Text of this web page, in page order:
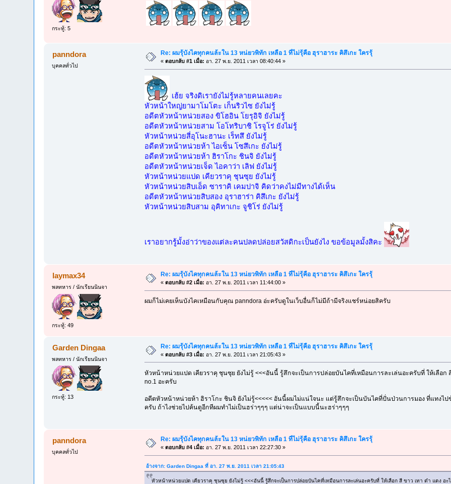
กระทู้: 5
panndora
บุคคลทั่วไป
Re: ผมรุ้บังไคทุกคนล้ะใน 13 หน่ยวพิทัก เหลือ 1 ที่ไม่รุ้คือ ฮุราฮาระ คิสึเกะ ใครรุ้
«ตอบกลับ #1 เมื่อ: อา. 27 พ.ย. 2011 เวลา 08:40:44 »
เฮ้ย จริงดิเรายังไม่รู้หลายคนเลยคะ
หัวหน้าใหญ่ยามาโมโตะ เก็นริวไซ ยังไม่รู้
อดีตหัวหน้าหน่วยสอง ขิโฮอิน โยรุอิจิ ยังไม่รู้
อดีตหัวหน้าหน่วยสาม โอโทริบาชิ โรจูโร่ ยังไม่รู้
หัวหน้าหน่วยสี่อุโนะฮานะ เร็ทสึ ยังไม่รู้
อดีตหัวหน้าหน่วยห้า ไอเซ็น โซสึเกะ ยังไม่รู้
อดีตหัวหน้าหน่วยห้า ฮิราโกะ ชินจิ ยังไม่รู้
อดีตหัวหน้าหน่วยเจ็ด ไอคาว่า เลิฟ ยังไม่รู้
หัวหน้าหน่วยแปด เคียวราคุ ชุนซุย ยังไม่รู้
หัวหน้าหน่วยสิบเอ็ด ซาราคิ เคมปาจิ คิดว่าคงไม่มีทางได้เห็น
อดีตหัวหน้าหน่วยสิบสอง อุราฮาร่า คิสึเกะ ยังไม่รู้
หัวหน้าหน่วยสิบสาม อุคิทาเกะ จูชิโร่ ยังไม่รู้
เราอยากรู้มั้งอ่าว่าของแต่ละคนปลดปล่อยสวัสดิกะเป็นยังไง ขอข้อมูลมั้งสิคะ
laymax34
พลทหาร / นักเรียนนินจา
กระทู้: 49
Re: ผมรุ้บังไคทุกคนล้ะใน 13 หน่ยวพิทัก เหลือ 1 ที่ไม่รุ้คือ ฮุราฮาระ คิสึเกะ ใครรุ้
«ตอบกลับ #2 เมื่อ: อา. 27 พ.ย. 2011 เวลา 11:44:00 »
ผมก็ไม่เคยเห็นบังไคเหมือนกับคุณ panndora อ่ะครับดูในเว็บอื่นก็ไม่มีถ้ามีจริงแชร์หน่อยสิครับ
Garden Dingaa
พลทหาร / นักเรียนนินจา
กระทู้: 13
Re: ผมรุ้บังไคทุกคนล้ะใน 13 หน่ยวพิทัก เหลือ 1 ที่ไม่รุ้คือ ฮุราฮาระ คิสึเกะ ใครรุ้
«ตอบกลับ #3 เมื่อ: อา. 27 พ.ย. 2011 เวลา 21:05:43 »
หัวหน้าหน่วยแปด เคียวราคุ ชุนซุย ยังไม่รู้ <<<อันนี้ รู้สึกจะเป็นการปล่อยบันไคที่เหมือนการละเล่นอะครับที่ ให้เลือ
no.1 อะครับ
อดีตหัวหน้าหน่วยห้า ฮิราโกะ ชินจิ ยังไม่รู้<<<<< อันนี้ผมไม่แน่ใจนะ แต่รู้สึกจะเป็นบันไคที่ปั่นป่วนการมอง ที่แทงไ
ครับ ถ้าไงช่วยไปค้นดูอีกทีผมทำไม่เป็นฮร่าๆๆๆ แต่น่าจะเป็นแบบนี้นะฮร่าๆๆๆ
panndora
บุคคลทั่วไป
Re: ผมรุ้บังไคทุกคนล้ะใน 13 หน่ยวพิทัก เหลือ 1 ที่ไม่รุ้คือ ฮุราฮาระ คิสึเกะ ใครรุ้
«ตอบกลับ #4 เมื่อ: อา. 27 พ.ย. 2011 เวลา 22:27:30 »
อ้างจาก: Garden Dingaa ที่ อา. 27 พ.ย. 2011 เวลา 21:05:43
หัวหน้าหน่วยแปด เคียวราคุ ชุนซุย ยังไม่รู้ <<<อันนี้ รู้สึกจะเป็นการปล่อยบันไคที่เหมือนการละเล่นอะครับที่ ให้เลือก สี ขาว เทา ดำ แดง อ